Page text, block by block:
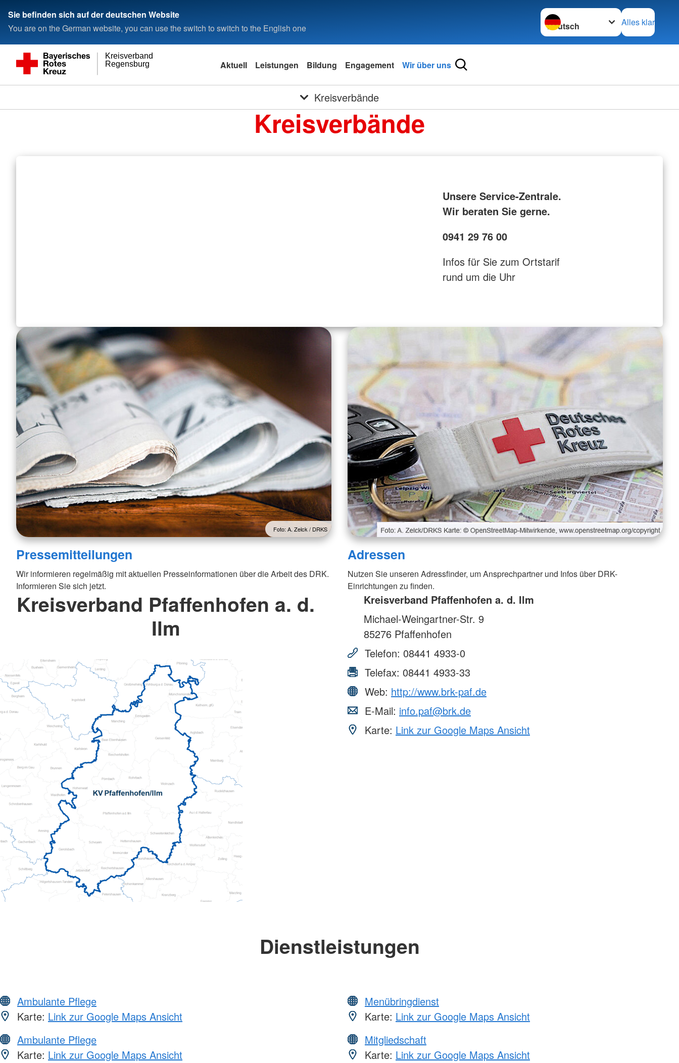
Sie befinden sich auf der deutschen Website
You are on the German website, you can use the switch to switch to the English one
Sprache wechseln zu
Alles klar
Regensburg
Kreisverband
Aktuell Leistungen Bildung Engagement Wir über uns
Kreisverbände
Kreisverbände
Unsere Service-Zentrale.
Wir beraten Sie gerne.
0941 29 76 00
Infos für Sie zum Ortstarif
rund um die Uhr
Foto: A. Zelck / DRKS
Pressemitteilungen
Wir informieren regelmäßig mit aktuellen Presseinformationen über die Arbeit des DRK.
Informieren Sie sich jetzt.
Adressen
Nutzen Sie unseren Adressfinder, um Ansprechpartner und Infos über DRK-
Einrichtungen zu finden.
Kreisverband Pfaffenhofen a. d.
Ilm
Kreisverband Pfaffenhofen a. d. Ilm
Michael-Weingartner-Str. 9
85276 Pfaffenhofen
Telefon: 08441 4933-0
Telefax: 08441 4933-33
Web: http://www.brk-paf.de
E-Mail: info.paf@brk.de
Karte: Link zur Google Maps Ansicht
Dienstleistungen
Ambulante Pflege
Karte: Link zur Google Maps Ansicht
Ambulante Pflege
Karte: Link zur Google Maps Ansicht
Menübringdienst
Karte: Link zur Google Maps Ansicht
Mitgliedschaft
Karte: Link zur Google Maps Ansicht